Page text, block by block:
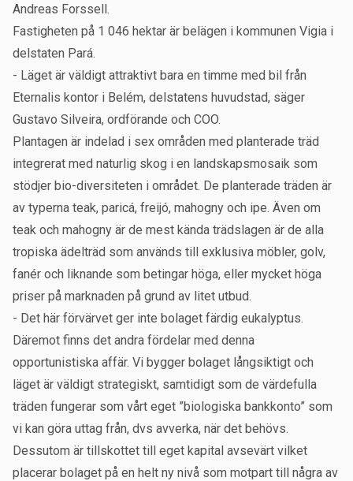
Andreas Forssell.
Fastigheten på 1 046 hektar är belägen i kommunen Vigia i
delstaten Pará.
- Läget är väldigt attraktivt bara en timme med bil från
Eternalis kontor i Belém, delstatens huvudstad, säger
Gustavo Silveira, ordförande och COO.
Plantagen är indelad i sex områden med planterade träd
integrerat med naturlig skog i en landskapsmosaik som
stödjer bio-diversiteten i området. De planterade träden är
av typerna teak, paricá, freijó, mahogny och ipe. Även om
teak och mahogny är de mest kända trädslagen är de alla
tropiska ädelträd som används till exklusiva möbler, golv,
fanér och liknande som betingar höga, eller mycket höga
priser på marknaden på grund av litet utbud.
- Det här förvärvet ger inte bolaget färdig eukalyptus.
Däremot finns det andra fördelar med denna
opportunistiska affär. Vi bygger bolaget långsiktigt och
läget är väldigt strategiskt, samtidigt som de värdefulla
träden fungerar som vårt eget ”biologiska bankkonto” som
vi kan göra uttag från, dvs avverka, när det behövs.
Dessutom är tillskottet till eget kapital avsevärt vilket
placerar bolaget på en helt ny nivå som motpart till några av